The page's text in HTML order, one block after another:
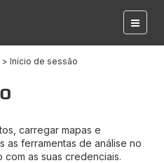
Início de sessão
carregar mapas e
as ferramentas de análise no
com as suas credenciais.